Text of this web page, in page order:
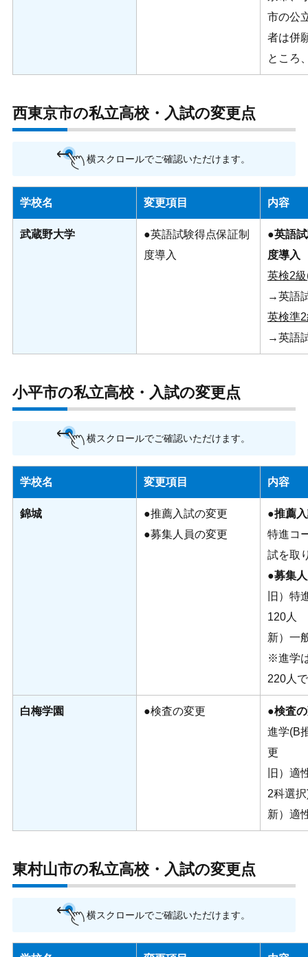
市の公
者は併
ところ
西東京市の私立高校・入試の変更点
横スクロールでご確認いただけます。
学校名 変更項目 内容
武蔵野大学
●英語試験得点保証制
度導入
●英語
度導入
英検2
→英語
英検準
→英語
小平市の私立高校・入試の変更点
横スクロールでご確認いただけます。
学校名 変更項目 内容
錦城
●推薦入試の変更
●募集人員の変更
●推薦
特進コ
試を取
●募集
旧）特
120人
新）一
※進学
220人
白梅学園 ●検査の変更
●検査
進学(B
更
旧）適
2科選
新）適
東村山市の私立高校・入試の変更点
横スクロールでご確認いただけます。